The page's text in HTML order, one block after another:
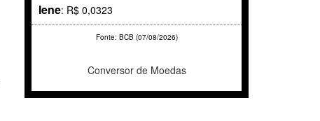
Iene: R$ 0,0323
Fonte: BCB (07/08/2026)
Conversor de Moedas